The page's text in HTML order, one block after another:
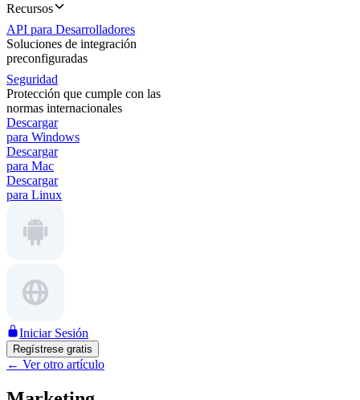
Recursos
API para Desarrolladores
Soluciones de integración
preconfiguradas
Seguridad
Protección que cumple con las
normas internacionales
Descargar
para Windows
Descargar
para Mac
Descargar
para Linux
Iniciar Sesión
Regístrese gratis
← Ver otro artículo